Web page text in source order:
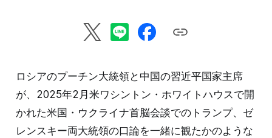
ロシアのプーチン大統領と中国の習近平国家主席
が、2025年2月米ワシントン・ホワイトハウスで開
かれた米国・ウクライナ首脳会談でのトランプ、ゼ
レンスキー両大統領の口論を一緒に観たかのような